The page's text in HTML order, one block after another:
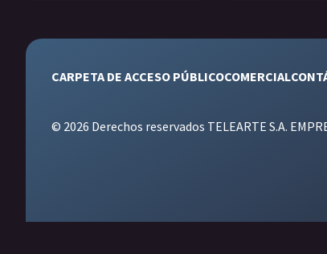
CARPETA DE ACCESO PÚBLICOCOMERCIAL
© 2026 Derechos reservados TELEARTE S.A.